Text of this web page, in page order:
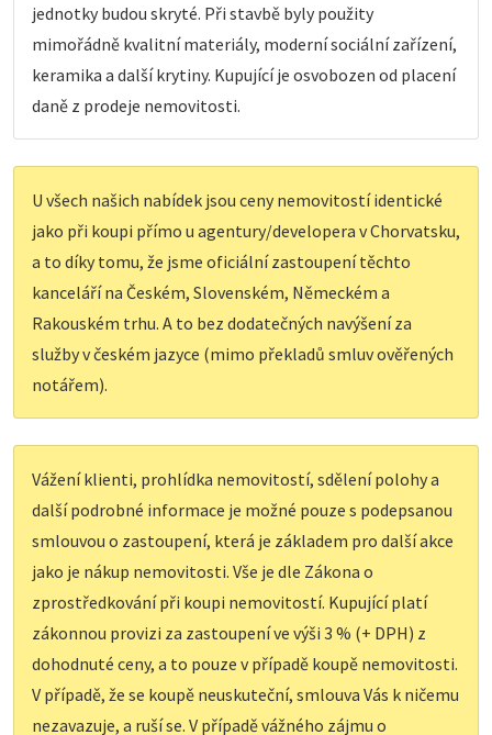
jednotky budou skryté. Při stavbě byly použity
mimořádně kvalitní materiály, moderní sociální zařízení,
keramika a další krytiny. Kupující je osvobozen od placení
daně z prodeje nemovitosti.
U všech našich nabídek jsou ceny nemovitostí identické
jako při koupi přímo u agentury/developera v Chorvatsku,
a to díky tomu, že jsme oficiální zastoupení těchto
kanceláří na Českém, Slovenském, Německém a
Rakouském trhu. A to bez dodatečných navýšení za
služby v českém jazyce (mimo překladů smluv ověřených
notářem).
Vážení klienti, prohlídka nemovitostí, sdělení polohy a
další podrobné informace je možné pouze s podepsanou
smlouvou o zastoupení, která je základem pro další akce
jako je nákup nemovitosti. Vše je dle Zákona o
zprostředkování při koupi nemovitostí. Kupující platí
zákonnou provizi za zastoupení ve výši 3 % (+ DPH) z
dohodnuté ceny, a to pouze v případě koupě nemovitosti.
V případě, že se koupě neuskuteční, smlouva Vás k ničemu
nezavazuje, a ruší se. V případě vážného zájmu o